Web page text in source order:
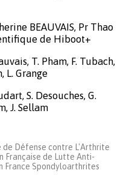
BEAUVAIS, Pr Thao
de Hiboot+
T. Pham, F. Tubach,
L. Grange
S. Desouches, G.
J. Sellam
de Défense contre L'Arthrite
Française de Lutte Anti-
France Spondyloarthrites